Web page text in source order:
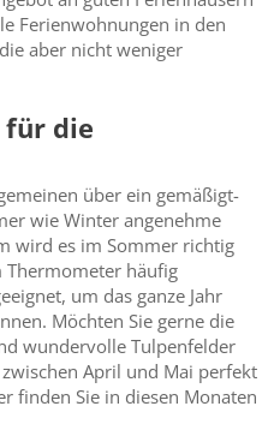
Ferienwohnungen in den
aber nicht weniger
für die
über ein gemäßigt-
wie Winter angenehme
wird es im Sommer richtig
Thermometer häufig
um das ganze Jahr
Möchten Sie gerne die
wundervolle Tulpenfelder
April und Mai perfekt
finden Sie in diesen Monaten